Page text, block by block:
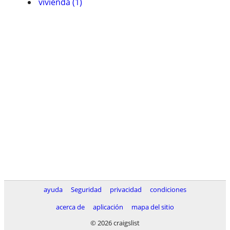
ayuda Seguridad privacidad
condiciones
acerca de
aplicación
mapa del sitio
© 2026 craigslist